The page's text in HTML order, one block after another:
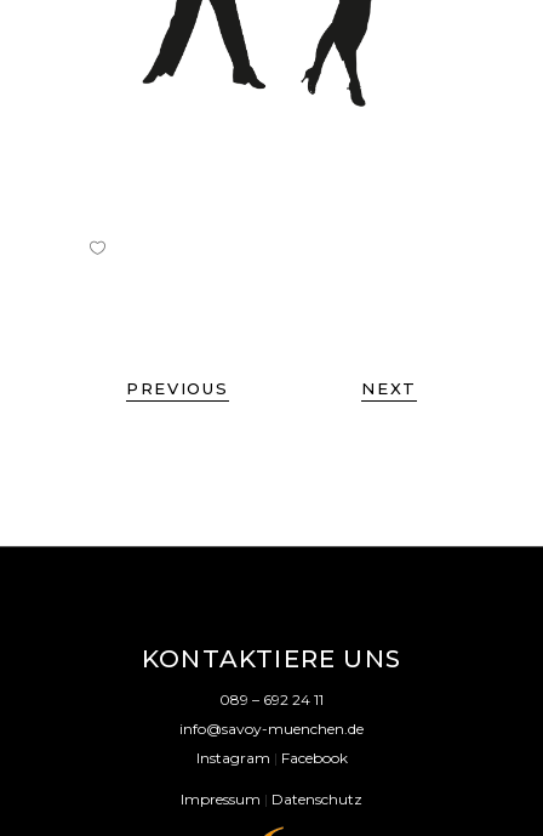
PREVIOUS NEXT
KONTAKTIERE UNS
089 – 692 24 11
info@savoy-muenchen.de
Instagram | Facebook
Impressum | Datenschutz